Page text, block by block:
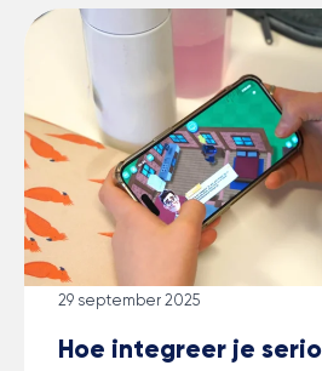
Hoe integreer je
29 september 2025